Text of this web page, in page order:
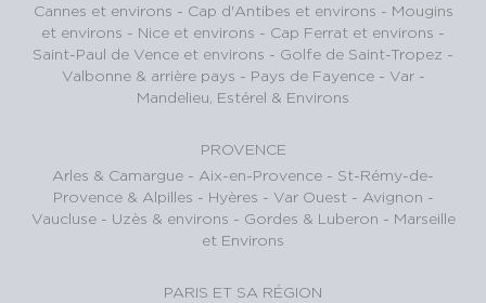
Cannes et environs - Cap d'Antibes et environs - Mougins
et environs - Nice et environs - Cap Ferrat et environs -
Saint-Paul de Vence et environs - Golfe de Saint-Tropez -
Valbonne & arrière pays - Pays de Fayence - Var -
Mandelieu, Estérel & Environs
PROVENCE
Arles & Camargue - Aix-en-Provence - St-Rémy-de-
Provence & Alpilles - Hyères - Var Ouest - Avignon -
Vaucluse - Uzès & environs - Gordes & Luberon - Marseille
et Environs
PARIS ET SA RÉGION